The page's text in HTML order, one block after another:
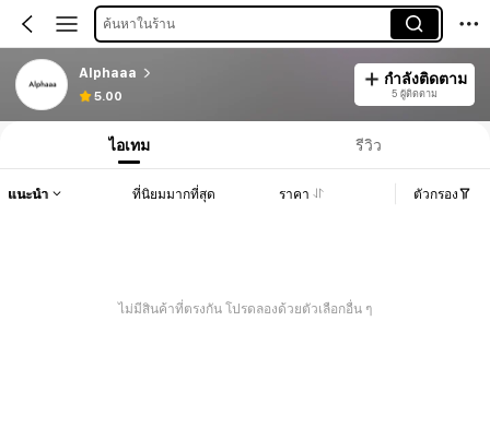
ค้นหาในร้าน
Alphaaa
5.00
กำลังติดตาม
5 ผู้ติดตาม
ไอเทม รีวิว
แนะนำ ที่นิยมมากที่สุด ราคา ตัวกรอง
ไม่มีสินค้าที่ตรงกัน โปรดลองด้วยตัวเลือกอื่น ๆ